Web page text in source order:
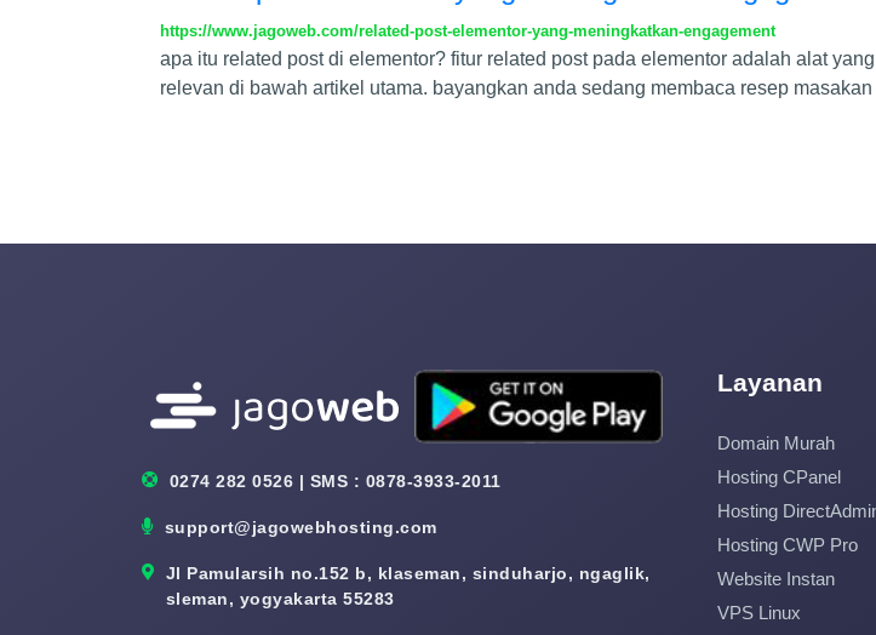
https://www.jagoweb.com/related-post-elementor-yang-meningkatkan-engagement
apa itu related post di elementor? fitur related post pada elementor adalah alat
relevan di bawah artikel utama. bayangkan anda sedang membaca resep
0274 282 0526 | SMS : 0878-3933-2011
support@jagowebhosting.com
Jl Pamularsih no.152 b, klaseman, sinduharjo, ngaglik,
sleman, yogyakarta 55283
Layanan
Domain Murah
Hosting CPanel
Hosting
Hosting CWP Pro
Website Instan
VPS Linux